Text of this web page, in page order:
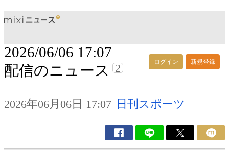
ログイン 新規登録
2026/06/06 17:07
配信のニュース
2
2026年06月06日 17:07 日刊スポーツ